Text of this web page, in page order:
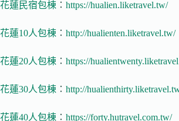
花蓮民宿包棟 ： https://hualien.liketravel.tw/
花蓮10人包棟 ： http://hualienten.liketravel.tw/
花蓮20人包棟 ： https://
花蓮30人包棟 ： http://
花蓮40人包棟 ： https://forty.hutravel.com.tw/